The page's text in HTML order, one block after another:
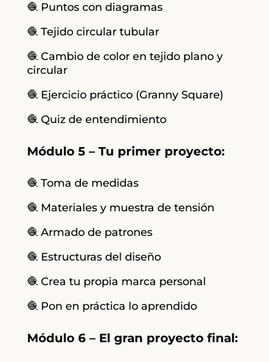
🧶 Puntos con diagramas
🧶 Tejido circular tubular
🧶 Cambio de color en tejido plano y
circular
🧶 Ejercicio práctico (Granny Square)
🧶 Quiz de entendimiento
Módulo 5 – Tu primer proyecto:
🧶 Toma de medidas
🧶 Materiales y muestra de tensión
🧶 Armado de patrones
🧶 Estructuras del diseño
🧶 Crea tu propia marca personal
🧶 Pon en práctica lo aprendido
Módulo 6 – El gran proyecto final: